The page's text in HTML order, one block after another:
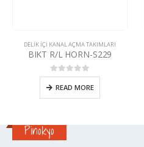
DELIK IÇI KANAL AÇMA TAKIMLARI
BIKT R/L KRLY-KGM
05 üzerinden
READ MORE
Pinokyo